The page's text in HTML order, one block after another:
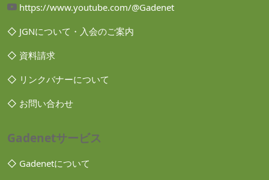
https://www.youtube.com/@Gadenet
◇ JGNについて・入会のご案内
◇ 資料請求
◇ リンクバナーについて
◇ お問い合わせ
Gadenetサービス
◇ Gadenetについて